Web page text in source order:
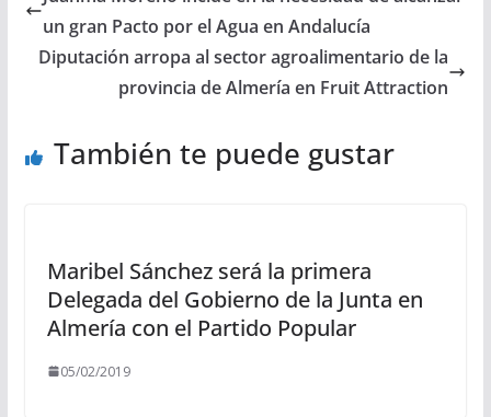
un gran Pacto por el Agua en Andalucía
Diputación arropa al sector agroalimentario de la
provincia de Almería en Fruit Attraction
También te puede gustar
Maribel Sánchez será la primera
Delegada del Gobierno de la Junta en
Almería con el Partido Popular
05/02/2019